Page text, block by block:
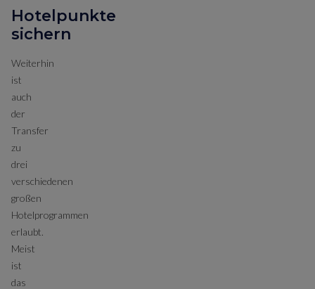
Hotelpunkte
sichern
Weiterhin
ist
auch
der
Transfer
zu
drei
verschiedenen
großen
Hotelprogrammen
erlaubt.
Meist
ist
das